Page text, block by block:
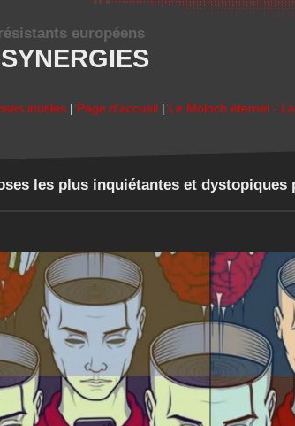
européens
inutiles | Page d'accueil | Le Moloch éternel -
les plus inquiétantes et